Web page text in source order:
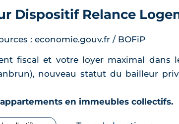
Dispositif Relance
: economie.gouv.fr / BOFiP
fiscal et votre loyer maximal dans
nouveau statut du bailleur
en immeubles collectifs.